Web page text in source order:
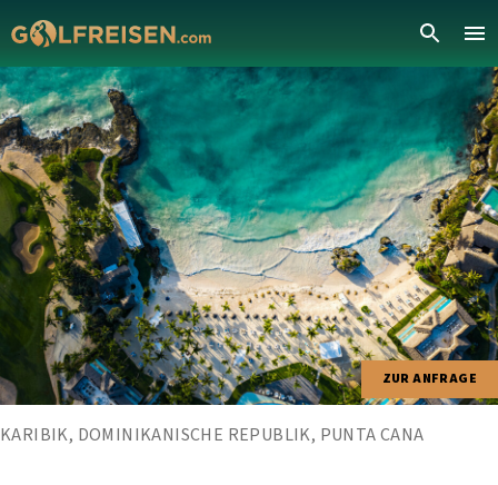
ZUR ANFRAGE
KARIBIK, DOMINIKANISCHE REPUBLIK, PUNTA CANA